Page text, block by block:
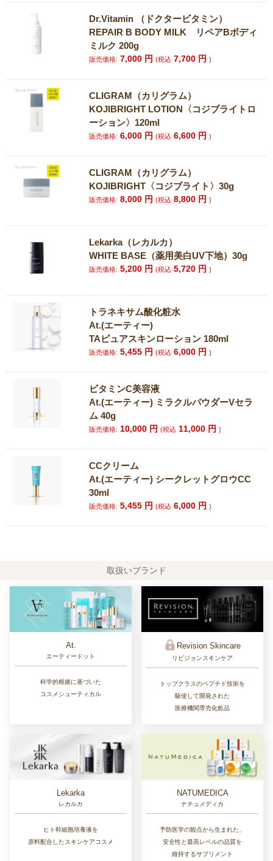
Dr.Vitamin （ドクタービタミン）
REPAIR B BODY MILK リペアBボディ
ミルク 200g
販売価格: 7,000 円(税込 7,700 円)
CLIGRAM（カリグラム）
KOJIBRIGHT LOTION〈コジブライトロ
ーション〉120ml
販売価格: 6,000 円(税込 6,600 円)
CLIGRAM（カリグラム）
KOJIBRIGHT〈コジブライト〉30g
販売価格: 8,000 円(税込 8,800 円)
Lekarka（レカルカ）
WHITE BASE（薬用美白UV下地）30g
販売価格: 5,200 円(税込 5,720 円)
トラネキサム酸化粧水
At.(エーティー)
TAピュアスキンローション 180ml
販売価格: 5,455 円(税込 6,000 円)
ビタミンC美容液
At.(エーティー) ミラクルパウダーVセラ
ム 40g
販売価格: 10,000 円(税込 11,000 円)
CCクリーム
At.(エーティー) シークレットグロウCC
30ml
販売価格: 5,455 円(税込 6,000 円)
取扱いブランド
At.
エーティードット
科学的根拠に基づいた
コスメシューティカル
Revision Skincare
リビジョンスキンケア
トップクラスのペプチド技術を
駆使して開発された
医療機関専売化粧品
Lekarka
レカルカ
ヒト幹細胞培養液を
原料配合したスキンケアコスメ
NATUMEDICA
ナチュメディカ
予防医学の観点から生まれた、
安全性と最高レベルの品質を
維持するサプリメント